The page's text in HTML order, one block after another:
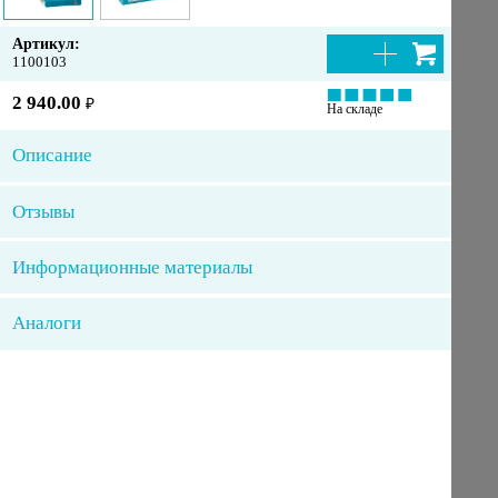
Артикул:
1100103
2 940.00 ₽ На складе
Описание
Отзывы
Информационные материалы
Аналоги